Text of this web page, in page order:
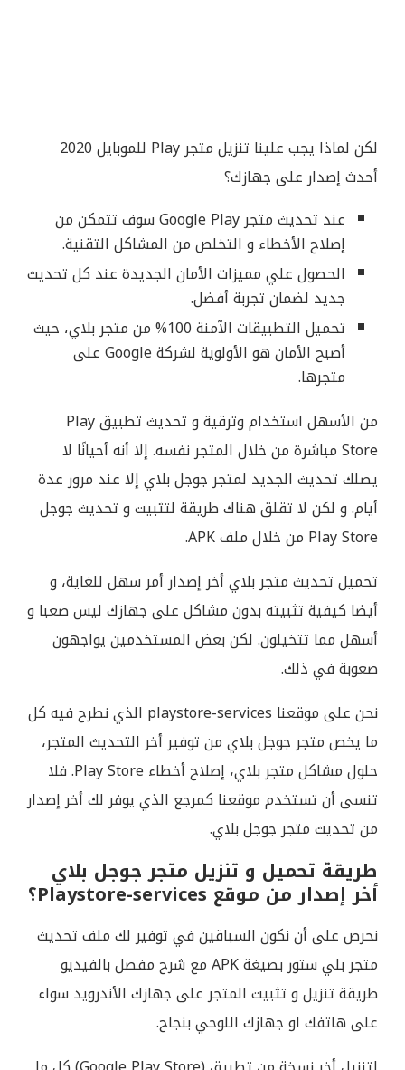
لكن لماذا يجب علينا تنزيل متجر Play للموبايل 2020
أحدث إصدار على جهازك؟
عند تحديث متجر Google Play سوف تتمكن من
إصلاح الأخطاء و التخلص من المشاكل التقنية.
الحصول علي مميزات الأمان الجديدة عند كل تحديث
جديد لضمان تجربة أفضل.
تحميل التطبيقات الآمنة 100% من متجر بلاي، حيث
أصبح الأمان هو الأولوية لشركة Google على
متجرها.
من الأسهل استخدام وترقية و تحديث تطبيق Play
Store مباشرة من خلال المتجر نفسه. إلا أنه أحيانًا لا
يصلك تحديث الجديد لمتجر جوجل بلاي إلا عند مرور عدة
أيام. و لكن لا تقلق هناك طريقة لتثبيت و تحديث جوجل
Play Store من خلال ملف APK.
تحميل تحديث متجر بلاي أخر إصدار أمر سهل للغاية، و
أيضا كيفية تثبيته بدون مشاكل على جهازك ليس صعبا و
أسهل مما تتخيلون. لكن بعض المستخدمين يواجهون
صعوبة في ذلك.
نحن على موقعنا playstore-services الذي نطرح فيه كل
ما يخص متجر جوجل بلاي من توفير أخر التحديث المتجر،
حلول مشاكل متجر بلاي، إصلاح أخطاء Play Store. فلا
تنسى أن تستخدم موقعنا كمرجع الذي يوفر لك أخر إصدار
من تحديث متجر جوجل بلاي.
طريقة تحميل و تنزيل متجر جوجل بلاي
أخر إصدار من موقع Playstore-services؟
نحرص على أن نكون السباقين في توفير لك ملف تحديث
متجر بلي ستور بصيغة APK مع شرح مفصل بالفيديو
طريقة تنزيل و تثبيت المتجر على جهازك الأندرويد سواء
على هاتفك او جهازك اللوحي بنجاح.